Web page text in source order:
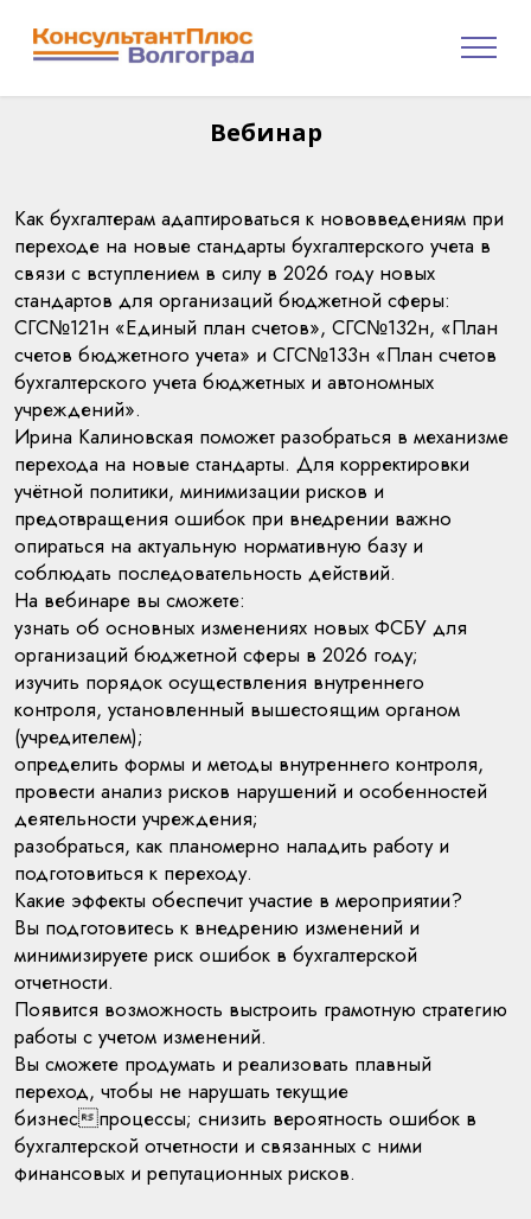
Вебинар
Как бухгалтерам адаптироваться к нововведениям при
переходе на новые стандарты бухгалтерского учета в
связи с вступлением в силу в 2026 году новых
стандартов для организаций бюджетной сферы:
СГС№121н «Единый план счетов», СГС№132н, «План
счетов бюджетного учета» и СГС№133н «План счетов
бухгалтерского учета бюджетных и автономных
учреждений».
Ирина Калиновская поможет разобраться в механизме
перехода на новые стандарты. Для корректировки
учётной политики, минимизации рисков и
предотвращения ошибок при внедрении важно
опираться на актуальную нормативную базу и
соблюдать последовательность действий.
На вебинаре вы сможете:
узнать об основных изменениях новых ФСБУ для
организаций бюджетной сферы в 2026 году;
изучить порядок осуществления внутреннего
контроля, установленный вышестоящим органом
(учредителем);
определить формы и методы внутреннего контроля,
провести анализ рисков нарушений и особенностей
деятельности учреждения;
разобраться, как планомерно наладить работу и
подготовиться к переходу.
Какие эффекты обеспечит участие в мероприятии?
Вы подготовитесь к внедрению изменений и
минимизируете риск ошибок в бухгалтерской
отчетности.
Появится возможность выстроить грамотную стратегию
работы с учетом изменений.
Вы сможете продумать и реализовать плавный
переход, чтобы не нарушать текущие
бизнеспроцессы; снизить вероятность ошибок в
бухгалтерской отчетности и связанных с ними
финансовых и репутационных рисков.